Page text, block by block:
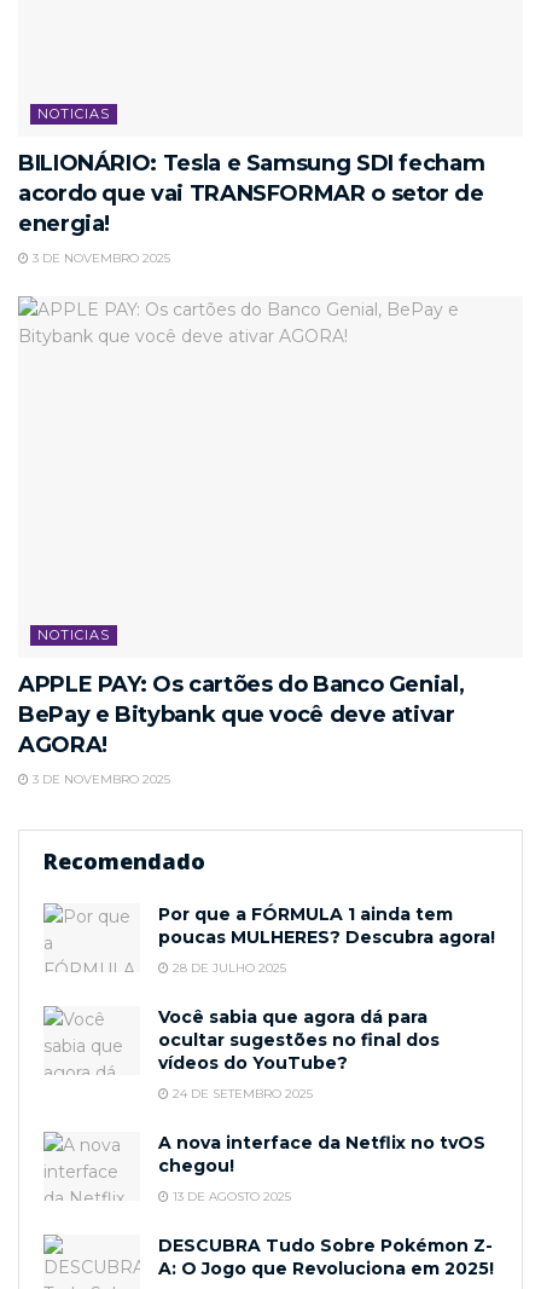
NOTICIAS
BILIONÁRIO: Tesla e Samsung SDI fecham
acordo que vai TRANSFORMAR o setor de
energia!
3 DE NOVEMBRO 2025
NOTICIAS
APPLE PAY: Os cartões do Banco Genial,
BePay e Bitybank que você deve ativar
AGORA!
3 DE NOVEMBRO 2025
Recomendado
Por que a FÓRMULA 1 ainda tem
poucas MULHERES? Descubra agora!
28 DE JULHO 2025
Você sabia que agora dá para
ocultar sugestões no final dos
vídeos do YouTube?
24 DE SETEMBRO 2025
A nova interface da Netflix no tvOS
chegou!
13 DE AGOSTO 2025
DESCUBRA Tudo Sobre Pokémon Z-
A: O Jogo que Revoluciona em 2025!